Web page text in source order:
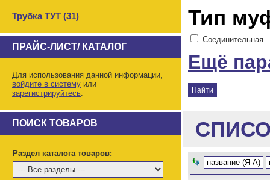
Трубка ТУТ (31)
ПРАЙС-ЛИСТ/ КАТАЛОГ
Для использования данной информации,
войдите в систему или
зарегистрируйтесь.
ПОИСК ТОВАРОВ
Раздел каталога товаров:
Тип
Соединительная
Ещё
название (Я-А)